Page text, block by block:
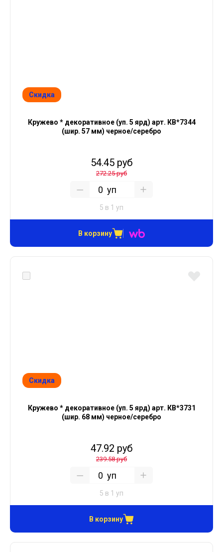
Скидка
Кружево * декоративное (уп. 5 ярд) арт. КВ*7344
(шир. 57 мм) черное/серебро
54.45 руб
272.25 руб
уп
5 в 1 уп
В корзину
Скидка
Кружево * декоративное (уп. 5 ярд) арт. КВ*3731
(шир. 68 мм) черное/серебро
47.92 руб
239.58 руб
уп
5 в 1 уп
В корзину